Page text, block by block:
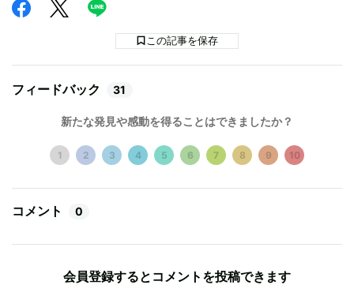
この記事を保存
フィードバック 31
新たな発見や感動を得ることはできましたか？
1 2 3 4 5 6 7 8 9 10
コメント 0
会員登録するとコメントを投稿できます